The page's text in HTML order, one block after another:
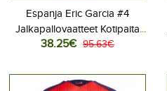
Espanja Eric Garcia #4
Jalkapallovaatteet Kotipaita
MM-kisat 2026 Lyhythihainen
38.25€ 95.63€